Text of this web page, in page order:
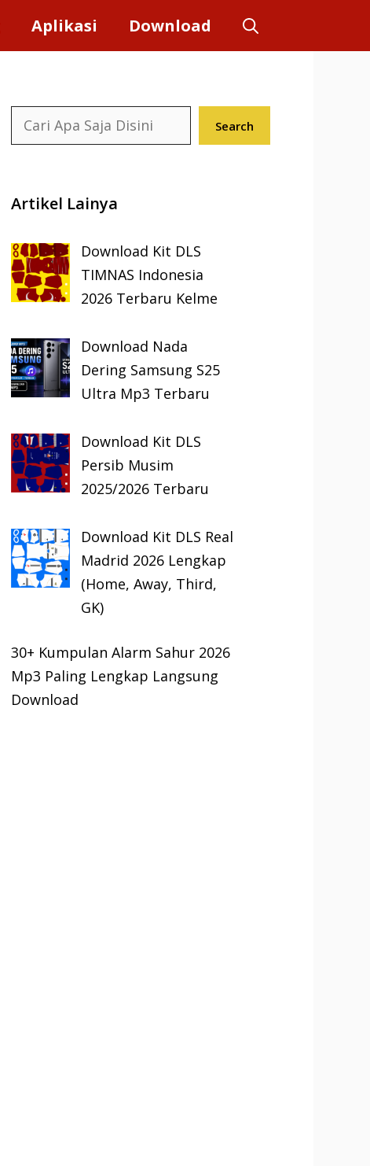
Aplikasi Download
Search Search
Artikel Lainya
Download Kit DLS
TIMNAS Indonesia
2026 Terbaru Kelme
Download Nada
Dering Samsung S25
Ultra Mp3 Terbaru
Download Kit DLS
Persib Musim
2025/2026 Terbaru
Download Kit DLS Real
Madrid 2026 Lengkap
(Home, Away, Third,
GK)
30+ Kumpulan Alarm Sahur 2026
Mp3 Paling Lengkap Langsung
Download